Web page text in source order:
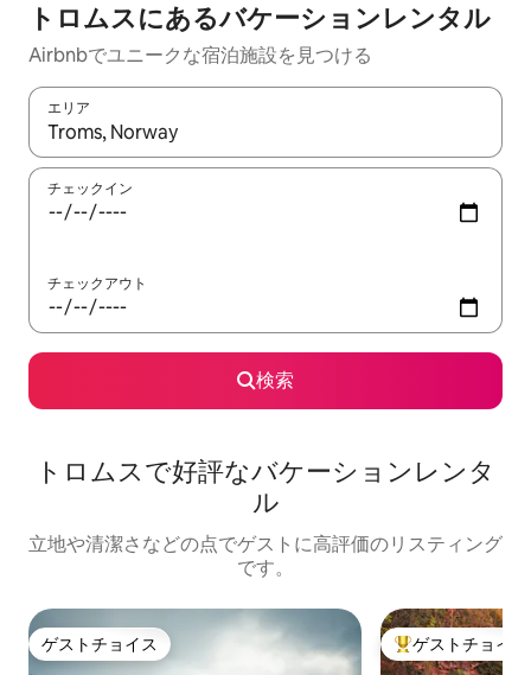
トロムスにあるバケーションレンタル
Airbnbでユニークな宿泊施設を見つける
エリア
検索結果が表示されたら、上下の矢印キーを使って移動するか
チェックイン
チェックアウト
検索
トロムスで好評なバケーションレンタ
ル
立地や清潔さなどの点でゲストに高評価のリスティング
です。
ゲストチョイス
ゲストチョイス 大好評のゲスト
ゲストチョイス